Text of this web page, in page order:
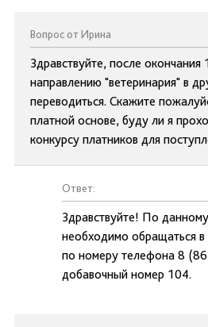
Вопрос от Ирина
Здравствуйте, после окончания
направлению "ветеринария" в
переводиться. Скажите
платной основе, буду ли я
конкурсу платников для
Ответ:
Здравствуйте! По
необходимо обращаться
по номеру телефона 8
добавочный номер 104.